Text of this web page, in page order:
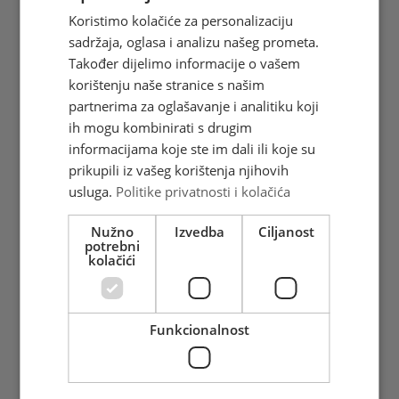
bi se nazvati antologijskim (Pjesnici, Veče
i ja, Opomena, Ručak siromaha, Žene
pred uredima, Smrt i ja, Pjesma jednom
brijegu, Smrt i dr.). Nakon pisanja po uzoru
na Matoša, Kranjčevića, Vidrića i
Domjanića, oborio se na tradicionaliste i
postao zagovornik nesputana izraza i
ekspresionističkog duha. U svojoj zbirci
Preobraženja slobodnim stihom pjevao je
Znao je posegnuti za deseteračkim
stihom i pučkom naricaljkom. Njegove
teme su čovjek, bol, bijeda, zvijezde,
Hercegovina,siromasi, život i smrt ("smrt
je samo nešto ljudsko“). Kad se obraća
čovjeku opominje ga: Čovječe pazi da ne
ideš malen ispod zvijezda(OPOMENA).
Kad pjeva o tajnovitosti i postojanosti
Koristimo kolačiće za personalizaciju
sadržaja, oglasa i analizu našeg prometa.
Također dijelimo informacije o vašem
korištenju naše stranice s našim
partnerima za oglašavanje i analitiku koji
ih mogu kombinirati s drugim
informacijama koje ste im dali ili koje su
prikupili iz vašeg korištenja njihovih
usluga. Politike privatnosti i kolačića
Nužno
potrebni
kolačići
Izvedba Ciljanost
Funkcionalnost